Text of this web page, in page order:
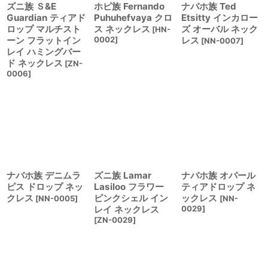
ズニ族 Ｓ&E
Guardian ティアド
ロップ マルチスト
ーン フラットイン
レイ ハミングバー
ド ネックレス [ZN-
0006]
ホピ族 Fernando
Puhuhefvaya クロ
ス ネックレス [HN-
0002]
ナバホ族 Ted
Etsitty インカロー
ズ オーバル ネック
レス [NN-0007]
ナバホ族 デニムラ
ピス ドロップ ネッ
クレス [NN-0005]
ズニ族 Lamar
Lasiloo フラワー
ピンクシェル イン
レイ ネックレス
[ZN-0029]
ナバホ族 オパール
ティアドロップ ネ
ックレス [NN-
0029]